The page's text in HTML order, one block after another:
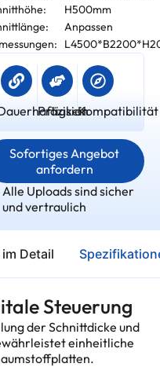
H500mm
Anpassen
PräzisionKompatibilität
Sofortiges Angebot
anfordern
Alle Uploads sind sicher
und vertraulich
Detail
Steuerung
der Schnittdicke und
einheitliche